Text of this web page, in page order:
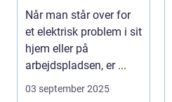
Når man står over for
et elektrisk problem i sit
hjem eller på
arbejdspladsen, er ...
03 september 2025